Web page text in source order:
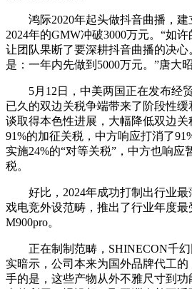
鸿际2020年起头做抖音曲播，建
2024年的GMW冲破3000万元。“如
让团队果断了要深耕抖音曲播的决
是：一年内先做到5000万元。”唐大
5月12日，中美两国正在发布经
已久的双边关税争端带来了阶段性
谈取得本色性进展，大幅降低双边
91%的加征关税，中方响应打消了
实施24%的“对等关税”，中方也响应
税。
好比，2024年成功打制出行业最
戏电竞外设范畴，推出了行业年度
M900pro。
正在制制范畴，SHINECON千幻
实暗示，公司本来为国外品牌代工
手的是，这些产物从外不雅尺寸到